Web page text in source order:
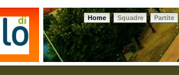
Home Squadre Partite